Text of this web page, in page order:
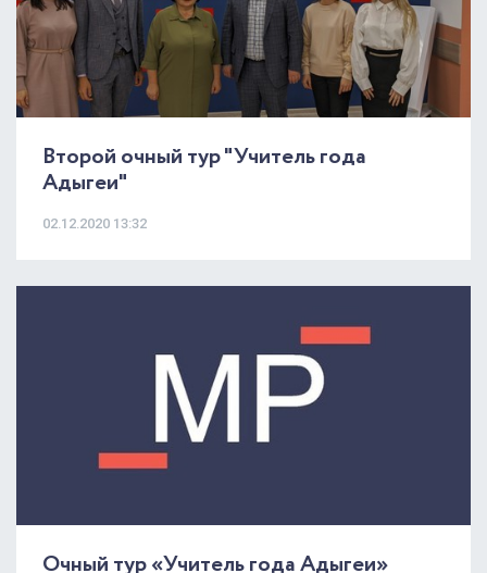
Второй очный тур "Учитель года
Адыгеи"
02.12.2020 13:32
Очный тур «Учитель года Адыгеи»